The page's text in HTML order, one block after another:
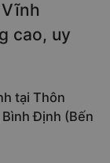
cao, uy
tại Thôn
Định (Bến